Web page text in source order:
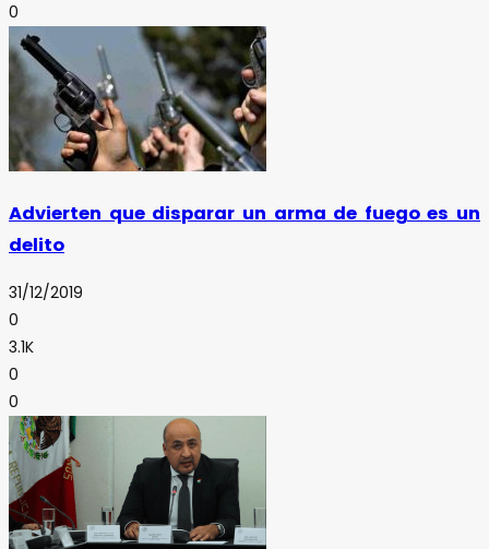
0
Advierten que disparar un arma de fuego es un
delito
31/12/2019
0
3.1K
0
0